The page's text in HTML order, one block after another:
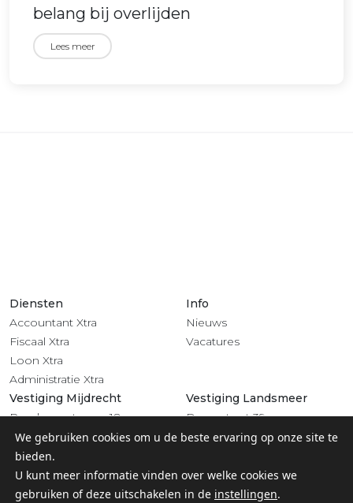
belang bij overlijden
Lees meer
Volg ons
Diensten
Accountant Xtra
Fiscaal Xtra
Loon Xtra
Administratie Xtra
Info
Nieuws
Vacatures
Vestiging Mijdrecht
Rendementsweg 18
3641 SL Mijdrecht
0297 - 283 201
Vestiging Landsmeer
Dorpsstraat 39
1121 BV Landsmeer
We gebruiken cookies om u de beste ervaring op onze site te
bieden.
U kunt meer informatie vinden over welke cookies we
gebruiken of deze uitschakelen in de instellingen.